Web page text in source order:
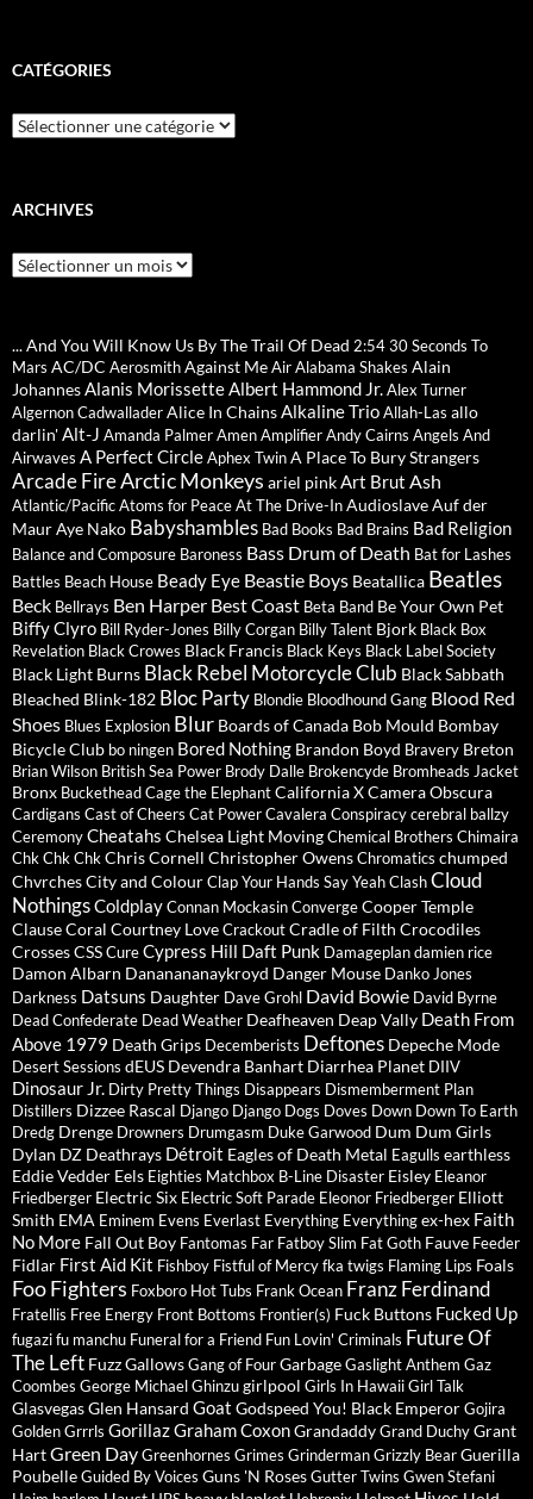
CATÉGORIES
Catégories
ARCHIVES
Archives
... And You Will Know Us By The Trail Of Dead 2:5430 Seconds To
Mars AC/DC AerosmithAgainst MeAirAlabama Shakes Alain
JohannesAlanis MorissetteAlbert Hammond Jr.Alex Turner
Algernon CadwalladerAlice In ChainsAlkaline TrioAllah-Las allo
darlin'Alt-J Amanda PalmerAmenAmplifierAndy Cairns Angels And
Airwaves A Perfect CircleAphex TwinA Place To Bury Strangers
Arcade FireArctic Monkeys ariel pinkArt Brut Ash
Atlantic/PacificAtoms for PeaceAt The Drive-InAudioslaveAuf der
MaurAye Nako Babyshambles Bad Books Bad Brains Bad Religion
Balance and Composure Baroness Bass Drum of Death Bat for Lashes
Battles Beach House Beady Eye Beastie Boys Beatallica Beatles
Beck Bellrays Ben Harper Best Coast Beta Band Be Your Own Pet
Biffy Clyro Bill Ryder-Jones Billy Corgan Billy Talent Bjork Black Box
Revelation Black Crowes Black Francis Black Keys Black Label Society
Black Light Burns Black Rebel Motorcycle Club Black Sabbath
Bleached Blink-182 Bloc Party Blondie Bloodhound Gang Blood Red
Shoes Blues Explosion Blur Boards of Canada Bob Mould Bombay
Bicycle Club bo ningen Bored Nothing Brandon Boyd Bravery Breton
Brian Wilson British Sea Power Brody Dalle Brokencyde Bromheads Jacket
Bronx BucketheadCage the ElephantCalifornia XCamera Obscura
Cardigans Cast of Cheers Cat PowerCavalera Conspiracycerebral ballzy
CeremonyCheatahs Chelsea Light MovingChemical Brothers Chimaira
Chk Chk ChkChris Cornell Christopher OwensChromatics chumped
ChvrchesCity and ColourClap Your Hands Say YeahClashCloud
NothingsColdplayConnan MockasinConvergeCooper Temple
ClauseCoral Courtney LoveCrackoutCradle of Filth Crocodiles
CrossesCSSCureCypress Hill Daft Punk Damageplandamien rice
Damon Albarn Dananananaykroyd Danger Mouse Danko Jones
Darkness Datsuns Daughter Dave Grohl David Bowie David Byrne
Dead Confederate Dead Weather Deafheaven Deap Vally Death From
Above 1979 Death Grips Decemberists Deftones Depeche Mode
Desert Sessions dEUS Devendra Banhart Diarrhea Planet DIIV
Dinosaur Jr. Dirty Pretty Things Disappears Dismemberment Plan
Distillers Dizzee Rascal Django Django Dogs Doves Down Down To Earth
Dredg Drenge Drowners Drumgasm Duke Garwood Dum Dum Girls
Dylan DZ Deathrays Détroit Eagles of Death Metal Eagulls earthless
Eddie Vedder Eels Eighties Matchbox B-Line Disaster Eisley Eleanor
Friedberger Electric Six Electric Soft Parade Eleonor Friedberger Elliott
Smith EMA Eminem Evens Everlast Everything Everythingex-hex Faith
No More Fall Out Boy Fantomas Far Fatboy Slim Fat Goth Fauve Feeder
Fidlar First Aid Kit Fishboy Fistful of Mercyfka twigs Flaming Lips Foals
Foo Fighters Foxboro Hot Tubs Frank Ocean Franz Ferdinand
Fratellis Free Energy Front Bottoms Frontier(s) Fuck Buttons Fucked Up
fugazifu manchu Funeral for a Friend Fun Lovin' Criminals Future Of
The Left FuzzGallowsGang of FourGarbageGaslight Anthem Gaz
Coombes George MichaelGhinzugirlpool Girls In HawaiiGirl Talk
GlasvegasGlen Hansard Goat Godspeed You! Black EmperorGojira
Golden Grrrls GorillazGraham CoxonGrandaddyGrand DuchyGrant
HartGreen DayGreenhornes Grimes GrindermanGrizzly BearGuerilla
PoubelleGuided By Voices Guns 'N RosesGutter Twins Gwen Stefani